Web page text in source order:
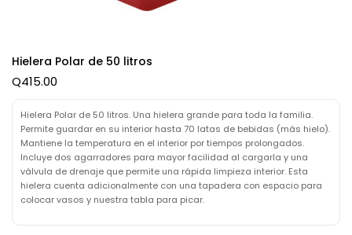
Hielera Polar de 50 litros
Q415.00
Hielera Polar de 50 litros. Una hielera grande para toda la familia.
Permite guardar en su interior hasta 70 latas de bebidas (más hielo).
Mantiene la temperatura en el interior por tiempos prolongados.
Incluye dos agarradores para mayor facilidad al cargarla y una
válvula de drenaje que permite una rápida limpieza interior. Esta
hielera cuenta adicionalmente con una tapadera con espacio para
colocar vasos y nuestra tabla para picar.